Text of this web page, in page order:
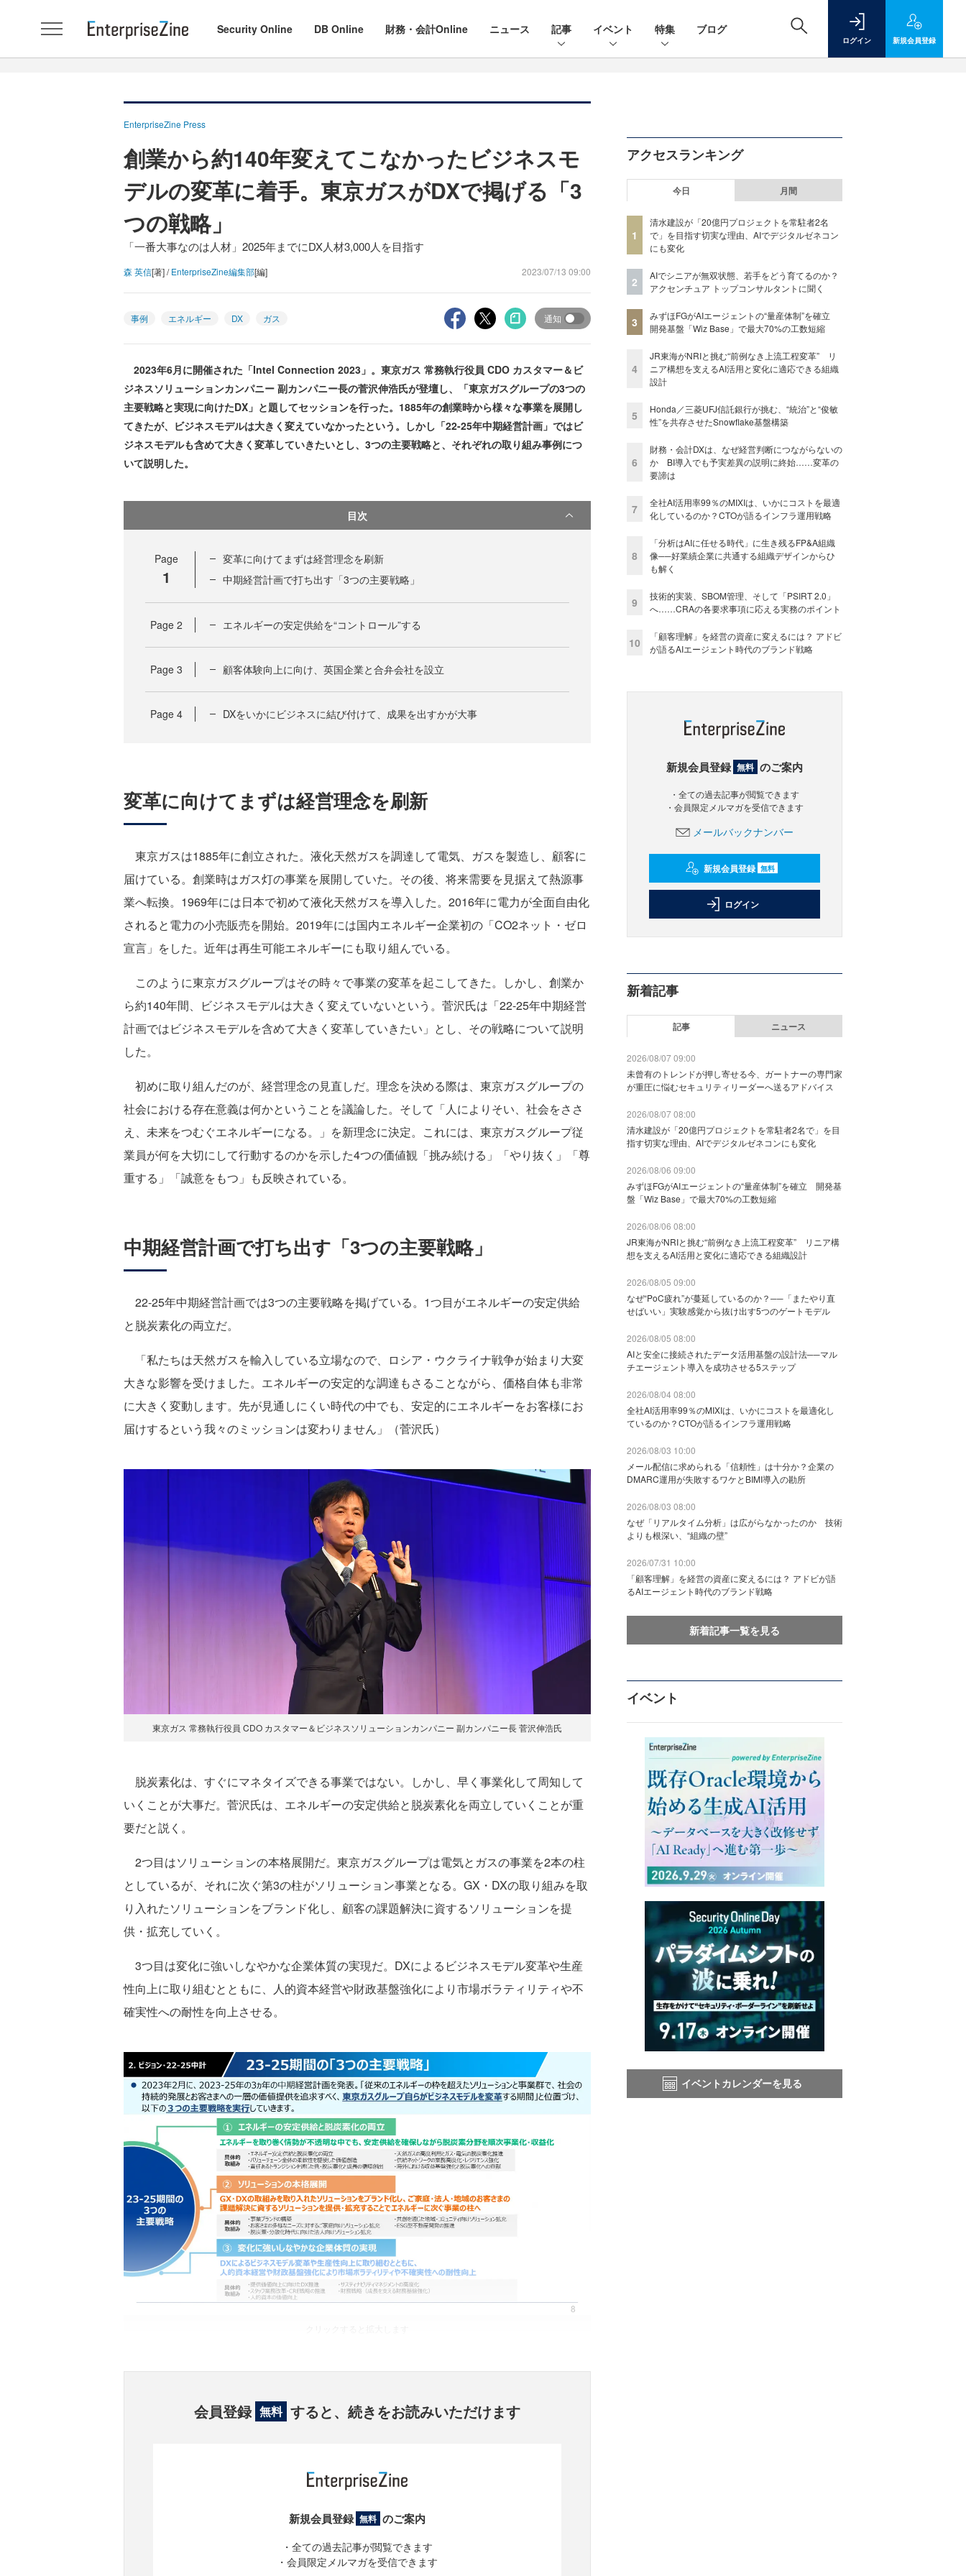
Security Online DB Online 財務・会計Online ニュース 記事 イベント 特集 ブログ
ログイン 新規会員登録
EnterpriseZine Press
創業から約140年変えてこなかったビジネスモ
デルの変革に着手。東京ガスがDXで掲げる「3
つの戦略」
「一番大事なのは人材」2025年までにDX人材3,000人を目指す
森 英信[著] /EnterpriseZine編集部[編] 2023/07/13 09:00
事例 エネルギー DX ガス 通知
2023年6月に開催された「Intel Connection 2023」。東京ガス 常務執行役員 CDO カスタマー＆ビ
ジネスソリューションカンパニー 副カンパニー長の菅沢伸浩氏が登壇し、「東京ガスグループの3つの
主要戦略と実現に向けたDX」と題してセッションを行った。1885年の創業時から様々な事業を展開し
てきたが、ビジネスモデルは大きく変えていなかったという。しかし「22-25年中期経営計画」ではビ
ジネスモデルも含めて大きく変革していきたいとし、3つの主要戦略と、それぞれの取り組み事例につ
いて説明した。
目次
Page
1
変革に向けてまずは経営理念を刷新
中期経営計画で打ち出す「3つの主要戦略」
Page 2 エネルギーの安定供給を“コントロール”する
Page 3 顧客体験向上に向け、英国企業と合弁会社を設立
Page 4 DXをいかにビジネスに結び付けて、成果を出すかが大事
変革に向けてまずは経営理念を刷新
東京ガスは1885年に創立された。液化天然ガスを調達して電気、ガスを製造し、顧客に
届けている。創業時はガス灯の事業を展開していた。その後、将来需要を見据えて熱源事
業へ転換。1969年には日本で初めて液化天然ガスを導入した。2016年に電力が全面自由化
されると電力の小売販売を開始。2019年には国内エネルギー企業初の「CO2ネット・ゼロ
宣言」をした。近年は再生可能エネルギーにも取り組んでいる。
このように東京ガスグループはその時々で事業の変革を起こしてきた。しかし、創業か
ら約140年間、ビジネスモデルは大きく変えていないという。菅沢氏は「22-25年中期経営
計画ではビジネスモデルを含めて大きく変革していきたい」とし、その戦略について説明
した。
初めに取り組んだのが、経営理念の見直しだ。理念を決める際は、東京ガスグループの
社会における存在意義は何かということを議論した。そして「人によりそい、社会をささ
え、未来をつむぐエネルギーになる。」を新理念に決定。これには、東京ガスグループ従
業員が何を大切にして行動するのかを示した4つの価値観「挑み続ける」「やり抜く」「尊
重する」「誠意をもつ」も反映されている。
中期経営計画で打ち出す「3つの主要戦略」
22-25年中期経営計画では3つの主要戦略を掲げている。1つ目がエネルギーの安定供給
と脱炭素化の両立だ。
「私たちは天然ガスを輸入している立場なので、ロシア・ウクライナ戦争が始まり大変
大きな影響を受けました。エネルギーの安定的な調達もさることながら、価格自体も非常
に大きく変動します。先が見通しにくい時代の中でも、安定的にエネルギーをお客様にお
届けするという我々のミッションは変わりません」（菅沢氏）
東京ガス 常務執行役員 CDO カスタマー＆ビジネスソリューションカンパニー 副カンパニー長 菅沢伸浩氏
脱炭素化は、すぐにマネタイズできる事業ではない。しかし、早く事業化して周知して
いくことが大事だ。菅沢氏は、エネルギーの安定供給と脱炭素化を両立していくことが重
要だと説く。
2つ目はソリューションの本格展開だ。東京ガスグループは電気とガスの事業を2本の柱
としているが、それに次ぐ第3の柱がソリューション事業となる。GX・DXの取り組みを取
り入れたソリューションをブランド化し、顧客の課題解決に資するソリューションを提
供・拡充していく。
3つ目は変化に強いしなやかな企業体質の実現だ。DXによるビジネスモデル変革や生産
性向上に取り組むとともに、人的資本経営や財政基盤強化により市場ボラティリティや不
確実性への耐性を向上させる。
会員登録 無料 すると、続きをお読みいただけます
新規会員登録 無料 のご案内
・全ての過去記事が閲覧できます
・会員限定メルマガを受信できます
アクセスランキング
今日 月間
1
清水建設が「20億円プロジェクトを常駐者2名
で」を目指す切実な理由、AIでデジタルゼネコン
にも変化
2
AIでシニアが無双状態、若手をどう育てるのか？
アクセンチュア トップコンサルタントに聞く
3
みずほFGがAIエージェントの“量産体制”を確立
開発基盤「Wiz Base」で最大70%の工数短縮
4
JR東海がNRIと挑む“前例なき上流工程変革” リ
ニア構想を支えるAI活用と変化に適応できる組織
設計
5
Honda／三菱UFJ信託銀行が挑む、“統治”と“俊敏
性”を共存させたSnowflake基盤構築
6
財務・会計DXは、なぜ経営判断につながらないの
か BI導入でも予実差異の説明に終始……変革の
要諦は
7
全社AI活用率99％のMIXIは、いかにコストを最適
化しているのか？CTOが語るインフラ運用戦略
8
「分析はAIに任せる時代」に生き残るFP&A組織
像──好業績企業に共通する組織デザインからひ
も解く
9
技術的実装、SBOM管理、そして「PSIRT 2.0」
へ……CRAの各要求事項に応える実務のポイント
10
「顧客理解」を経営の資産に変えるには？ アドビ
が語るAIエージェント時代のブランド戦略
新規会員登録 無料 のご案内
・全ての過去記事が閲覧できます
・会員限定メルマガを受信できます
メールバックナンバー
新規会員登録 無料
ログイン
新着記事
記事 ニュース
2026/08/07 09:00
未曾有のトレンドが押し寄せる今、ガートナーの専門家
が重圧に悩むセキュリティリーダーへ送るアドバイス
2026/08/07 08:00
清水建設が「20億円プロジェクトを常駐者2名で」を目
指す切実な理由、AIでデジタルゼネコンにも変化
2026/08/06 09:00
みずほFGがAIエージェントの“量産体制”を確立 開発基
盤「Wiz Base」で最大70%の工数短縮
2026/08/06 08:00
JR東海がNRIと挑む“前例なき上流工程変革” リニア構
想を支えるAI活用と変化に適応できる組織設計
2026/08/05 09:00
なぜ“PoC疲れ”が蔓延しているのか？──「またやり直
せばいい」実験感覚から抜け出す5つのゲートモデル
2026/08/05 08:00
AIと安全に接続されたデータ活用基盤の設計法──マル
チエージェント導入を成功させる5ステップ
2026/08/04 08:00
全社AI活用率99％のMIXIは、いかにコストを最適化し
ているのか？CTOが語るインフラ運用戦略
2026/08/03 10:00
メール配信に求められる「信頼性」は十分か？企業の
DMARC運用が失敗するワケとBIMI導入の勘所
2026/08/03 08:00
なぜ「リアルタイム分析」は広がらなかったのか 技術
よりも根深い、“組織の壁”
2026/07/31 10:00
「顧客理解」を経営の資産に変えるには？ アドビが語
るAIエージェント時代のブランド戦略
新着記事一覧を見る
イベント
イベントカレンダーを見る